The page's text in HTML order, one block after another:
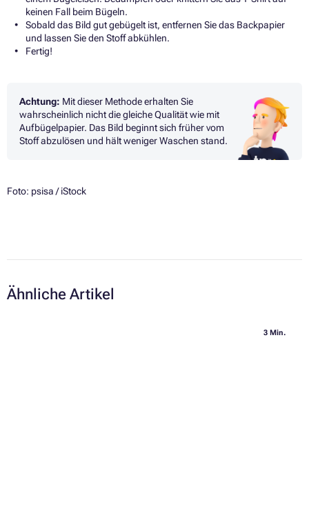
keinen Fall beim Bügeln.
Sobald das Bild gut gebügelt ist, entfernen Sie das Backpapier
und lassen Sie den Stoff abkühlen.
Fertig!
Achtung: Mit dieser Methode erhalten Sie
wahrscheinlich nicht die gleiche Qualität wie mit
Aufbügelpapier. Das Bild beginnt sich früher vom
Stoff abzulösen und hält weniger Waschen stand.
Foto: psisa / iStock
Ähnliche Artikel
3 Min.